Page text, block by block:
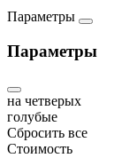
Параметры
Параметры
на четверых
голубые
Сбросить все
Стоимость